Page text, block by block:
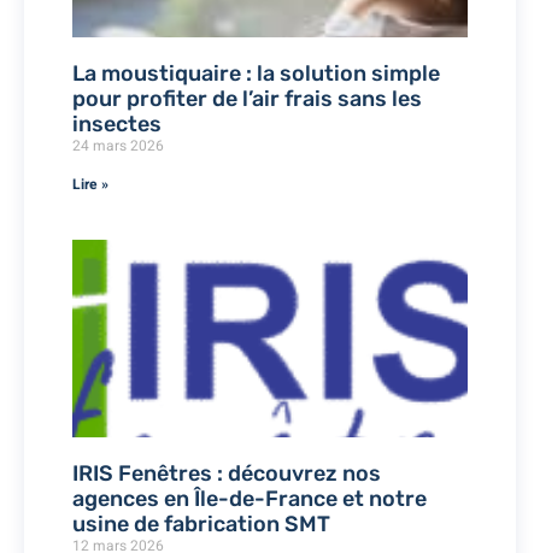
La moustiquaire : la solution simple
pour profiter de l’air frais sans les
insectes
24 mars 2026
Lire »
IRIS Fenêtres : découvrez nos
agences en Île-de-France et notre
usine de fabrication SMT
12 mars 2026